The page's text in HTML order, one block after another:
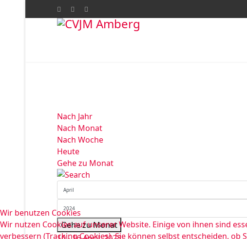
Nach Jahr
Nach Monat
Nach Woche
Heute
Gehe zu Monat
Gehe zu Monat
Wir benutzen Cookies
Wir nutzen Cookies auf unserer Website. Einige von ihnen sind
verbessern (Tracking Cookies). Sie können selbst entscheiden,